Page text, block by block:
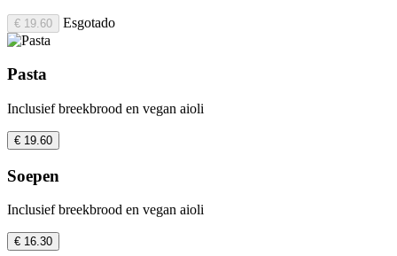
€ 19.60 Esgotado
Pasta
Inclusief breekbrood en vegan aioli
€ 19.60
Soepen
Inclusief breekbrood en vegan aioli
€ 16.30